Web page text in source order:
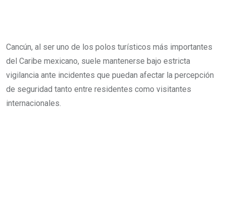
Cancún, al ser uno de los polos turísticos más importantes
del Caribe mexicano, suele mantenerse bajo estricta
vigilancia ante incidentes que puedan afectar la percepción
de seguridad tanto entre residentes como visitantes
internacionales.